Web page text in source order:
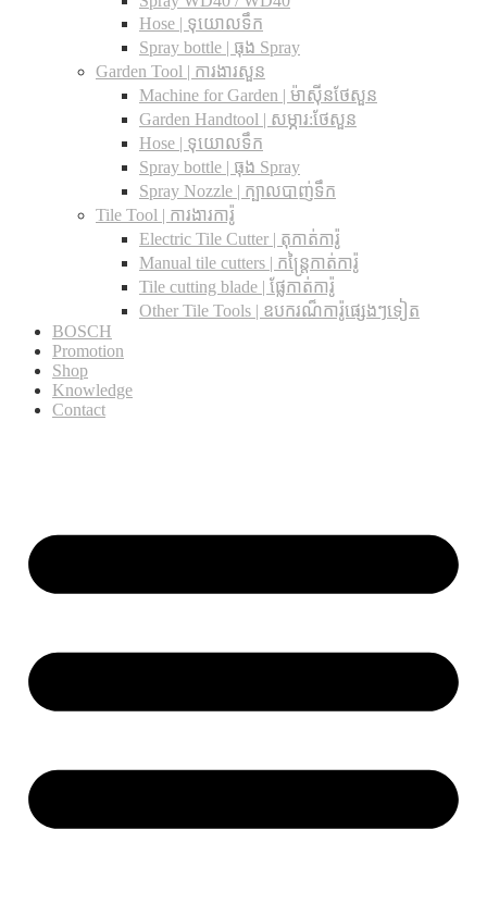
Hose | ទុយោលទឹក
Spray bottle | ធុង Spray
Garden Tool | ការងារសួន
Machine for Garden | ម៉ាស៊ីនថែសួន
Garden Handtool | សម្ភារ:ថែសួន
Hose | ទុយោលទឹក
Spray bottle | ធុង Spray
Spray Nozzle | ក្បាលបាញ់ទឹក
Tile Tool | ការងារការ៉ូ
Electric Tile Cutter | តុកាត់ការ៉ូ
Manual tile cutters | កន្ត្រៃកាត់ការ៉ូ
Tile cutting blade | ផ្លែកាត់ការ៉ូ
Other Tile Tools | ឧបករណ៏ការ៉ូផ្សេងៗទៀត
BOSCH
Promotion
Shop
Knowledge
Contact